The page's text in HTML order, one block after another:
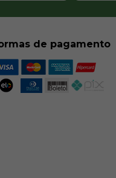
de pagamento